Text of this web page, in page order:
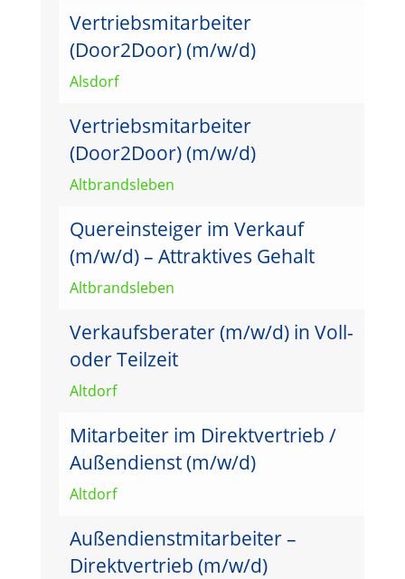
Vertriebsmitarbeiter
(Door2Door) (m/w/d)
Alsdorf
Vertriebsmitarbeiter
(Door2Door) (m/w/d)
Altbrandsleben
Quereinsteiger im Verkauf
(m/w/d) – Attraktives Gehalt
Altbrandsleben
Verkaufsberater (m/w/d) in Voll-
oder Teilzeit
Altdorf
Mitarbeiter im Direktvertrieb /
Außendienst (m/w/d)
Altdorf
Außendienstmitarbeiter –
Direktvertrieb (m/w/d)